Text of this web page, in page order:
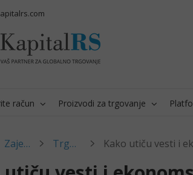
račun Proizvodi za trgovanje
Zajednica Trgovanje